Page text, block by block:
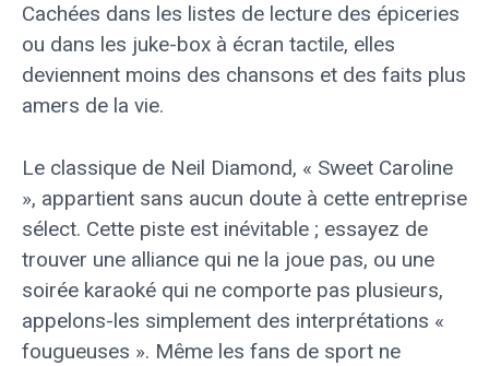
Cachées dans les listes de lecture des épiceries
ou dans les juke-box à écran tactile, elles
deviennent moins des chansons et des faits plus
amers de la vie.
Le classique de Neil Diamond, « Sweet Caroline
», appartient sans aucun doute à cette entreprise
sélect. Cette piste est inévitable ; essayez de
trouver une alliance qui ne la joue pas, ou une
soirée karaoké qui ne comporte pas plusieurs,
appelons-les simplement des interprétations «
fougueuses ». Même les fans de sport ne